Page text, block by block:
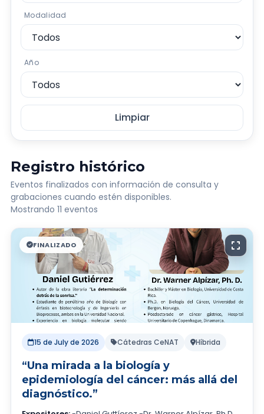
Modalidad
Año
Limpiar
Registro histórico
Eventos finalizados con información de consulta y
grabaciones cuando estén disponibles.
Mostrando 11 eventos
FINALIZADO
15 de July de 2026 Cátedras CeNAT Híbrida
“Una mirada a la biología y
epidemiología del cáncer: más allá del
diagnóstico.”